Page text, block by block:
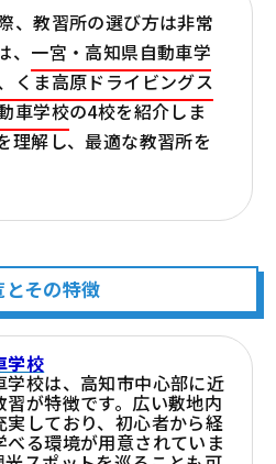
、教習所の選び方は非常
一宮・高知県自動車学
くま高原ドライビングス
車学校の4校を紹介しま
理解し、最適な教習所を
その特徴
学校
学校は、高知市中心部に近
が特徴です。広い敷地内
実しており、初心者から経
る環境が用意されていま